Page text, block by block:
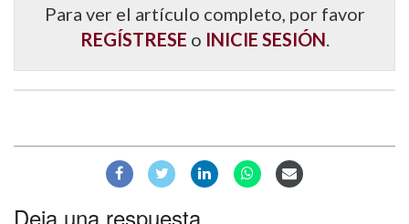
Para ver el artículo completo, por favor
REGÍSTRESE o INICIE SESIÓN.
Deja una respuesta